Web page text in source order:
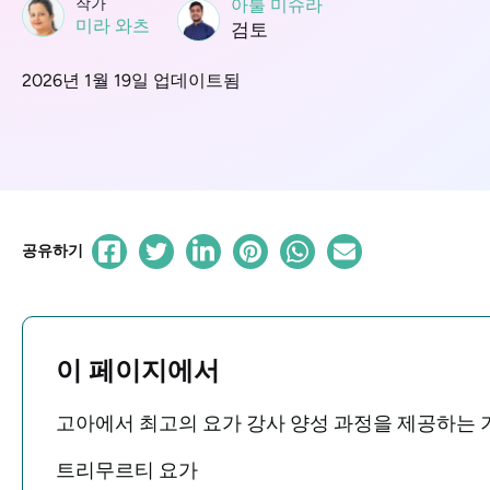
작가
미라 와츠
아툴 미슈라
검토
2026년 1월 19일 업데이트됨
공유하기
이 페이지에서
고아에서 최고의 요가 강사 양성 과정을 제공하는
트리무르티 요가